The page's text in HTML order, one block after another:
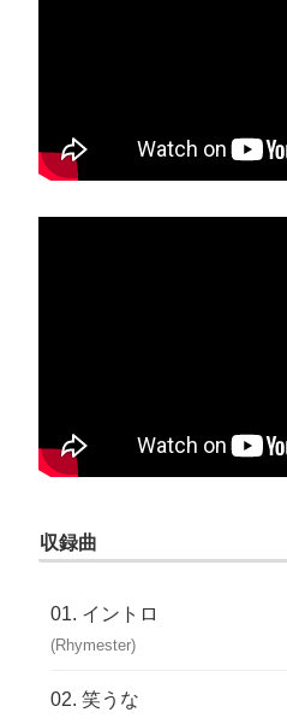
収録曲
イントロ
(Rhymester)
笑うな